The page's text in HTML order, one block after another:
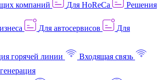
компаний Для HoReCa
Решения
Для автосервисов
Для
горячей линии
Входящая связь